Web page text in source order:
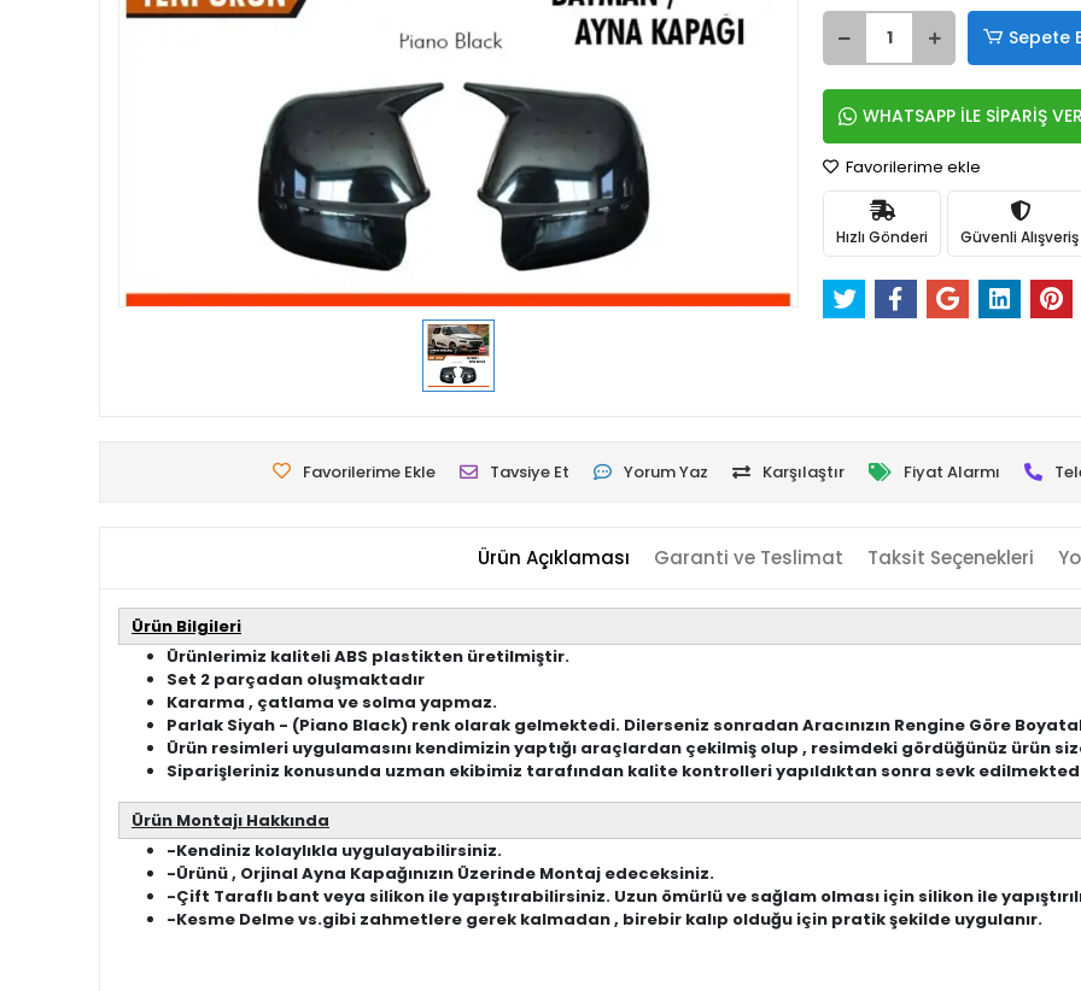
Sepete
WHATSAPP İLE SİPARİŞ VER
Favorilerime ekle
Hızlı Gönderi Güvenli Alışveriş
Favorilerime Ekle Tavsiye Et Yorum Yaz Karşılaştır Fiyat Alarmı
Ürün Açıklaması Garanti ve Teslimat Taksit Seçenekleri
Ürün Bilgileri
Ürünlerimiz kaliteli ABS plastikten üretilmiştir.
Set 2 parçadan oluşmaktadır
Kararma , çatlama ve solma yapmaz.
Parlak Siyah - (Piano Black) renk olarak gelmektedi. Dilerseniz sonradan Aracınızın Rengine Göre
Ürün resimleri uygulamasını kendimizin yaptığı araçlardan çekilmiş olup , resimdeki gördüğünüz ürün
Siparişleriniz konusunda uzman ekibimiz tarafından kalite kontrolleri yapıldıktan sonra sevk
Ürün Montajı Hakkında
-Kendiniz kolaylıkla uygulayabilirsiniz.
-Ürünü , Orjinal Ayna Kapağınızın Üzerinde Montaj edeceksiniz.
-Çift Taraflı bant veya silikon ile yapıştırabilirsiniz. Uzun ömürlü ve sağlam olması için silikon ile
-Kesme Delme vs.gibi zahmetlere gerek kalmadan , birebir kalıp olduğu için pratik şekilde uygulanır.